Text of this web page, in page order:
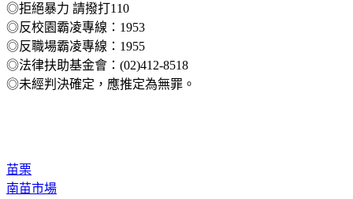
◎拒絕暴力 請撥打110
◎反校園霸凌專線：1953
◎反職場霸凌專線：1955
◎法律扶助基金會：(02)412-8518
◎未經判決確定，應推定為無罪。
苗栗
南苗市場